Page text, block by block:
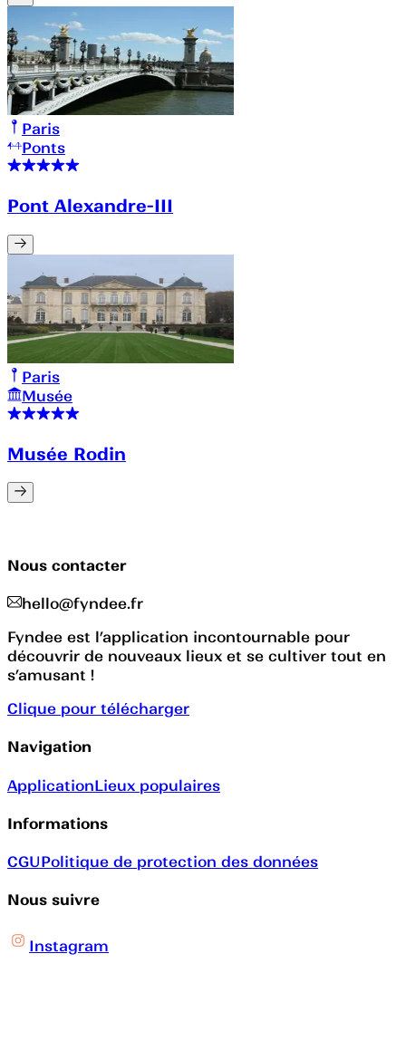
Paris
Ponts
Pont Alexandre-III
Paris
Musée
Musée Rodin
Nous contacter
hello@fyndee.fr
Fyndee est l’application incontournable pour
découvrir de nouveaux lieux et se cultiver tout en
s’amusant !
Clique pour télécharger
Navigation
ApplicationLieux populaires
Informations
CGUPolitique de protection des données
Nous suivre
Instagram